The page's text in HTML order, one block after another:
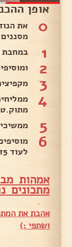
אופן
0
את
1 במחבת
2
3 מקפיצים
4
5 ממשיכים
6
לעוד 5דקות.
אמהות
מתכונים
אהבת את
ושתפי :)